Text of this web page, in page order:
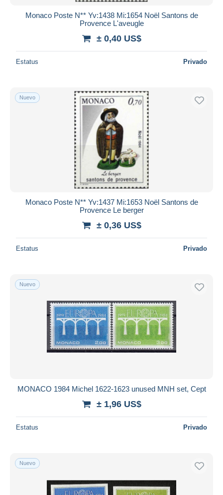
Monaco Poste N** Yv:1438 Mi:1654 Noël Santons de
Provence L'aveugle
± 0,40 US$
Estatus Privado
Nuevo
Monaco Poste N** Yv:1437 Mi:1653 Noël Santons de
Provence Le berger
± 0,36 US$
Estatus Privado
Nuevo
MONACO 1984 Michel 1622-1623 unused MNH set, Cept
± 1,96 US$
Estatus Privado
Nuevo